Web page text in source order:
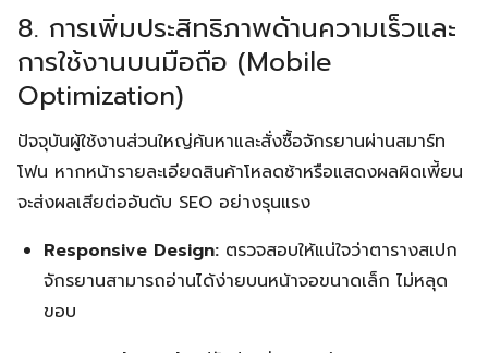
8. การเพิ่มประสิทธิภาพด้านความเร็วและ
การใช้งานบนมือถือ (Mobile
Optimization)
ปัจจุบันผู้ใช้งานส่วนใหญ่ค้นหาและสั่งซื้อจักรยานผ่านสมาร์ท
โฟน หากหน้ารายละเอียดสินค้าโหลดช้าหรือแสดงผลผิดเพี้ยน
จะส่งผลเสียต่ออันดับ SEO อย่างรุนแรง
Responsive Design: ตรวจสอบให้แน่ใจว่าตารางสเปก
จักรยานสามารถอ่านได้ง่ายบนหน้าจอขนาดเล็ก ไม่หลุด
ขอบ